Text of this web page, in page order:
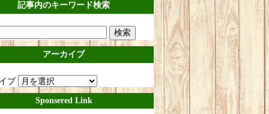
記事内のキーワード検索
アーカイブ
ブ
Sponsered Link